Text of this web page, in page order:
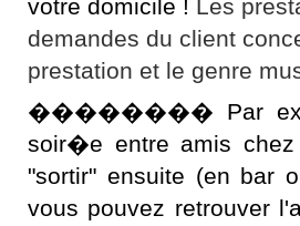
votre domicile ! Les
demandes du client
prestation et le genre
�������� Par
soir�e entre amis
"sortir" ensuite (en bar
vous pouvez retrouver